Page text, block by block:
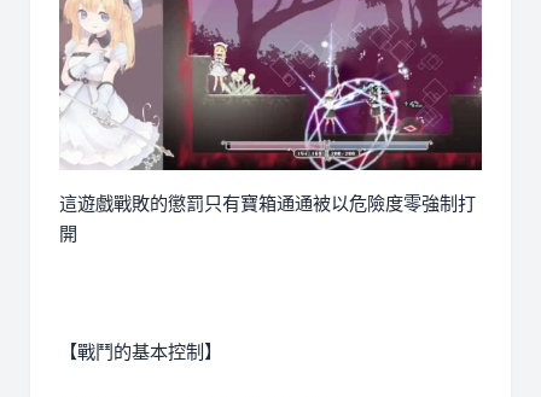
這遊戲戰敗的懲罰只有寶箱通通被以危險度零強制打
開
【戰鬥的基本控制】